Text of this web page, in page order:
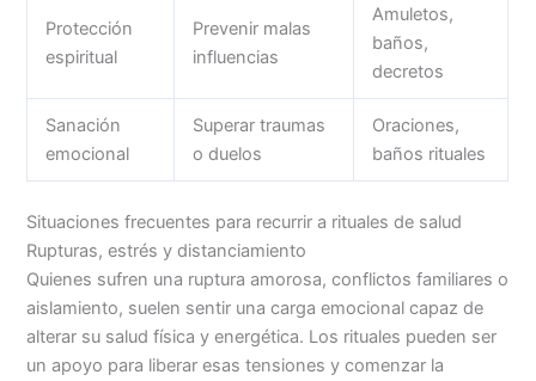
Protección
espiritual
Prevenir malas
influencias
Amuletos,
baños,
decretos
Sanación
emocional
Superar traumas
o duelos
Oraciones,
baños rituales
Situaciones frecuentes para recurrir a rituales de salud
Rupturas, estrés y distanciamiento
Quienes sufren una ruptura amorosa, conflictos familiares o
aislamiento, suelen sentir una carga emocional capaz de
alterar su salud física y energética. Los rituales pueden ser
un apoyo para liberar esas tensiones y comenzar la